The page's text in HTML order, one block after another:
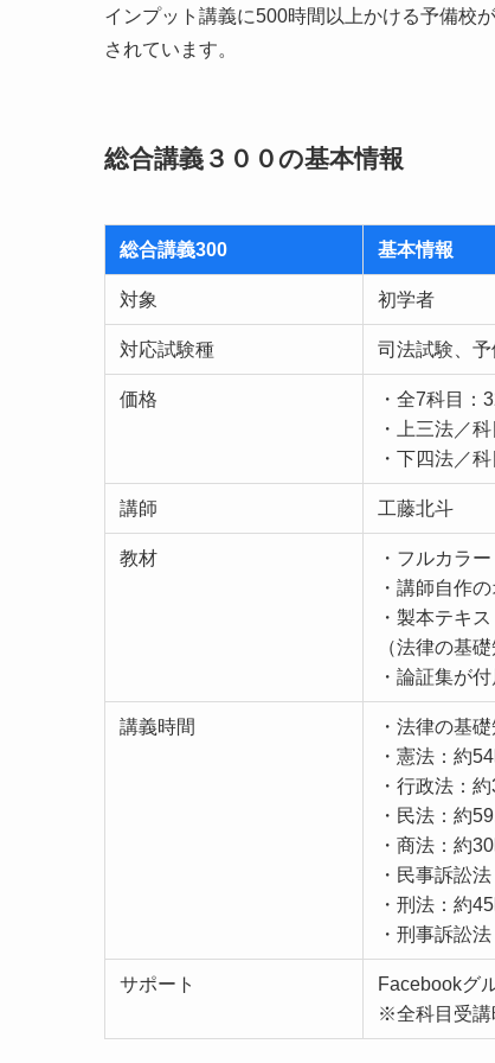
インプット講義に500時間以上かける予備校
されています。
総合講義３００の基本情報
総合講義300 基本情報
対象 初学者
対応試験種 司法試験、
価格 ・全7科目：
・上三法／
・下四法／
講師 工藤北斗
教材
・フルカラー
・講師自作
・製本テキス
（法律の基
・論証集が付
講義時間
・法律の基
・憲法：約
・行政法：
・民法：約
・商法：約
・民事訴訟
・刑法：約
・刑事訴訟
サポート
Facebookグ
※全科目受講